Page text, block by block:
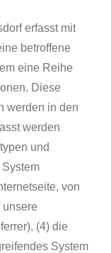
erfasst mit
betroffene
eine Reihe
Diese
werden in den
werden
und
von
(4) die
System